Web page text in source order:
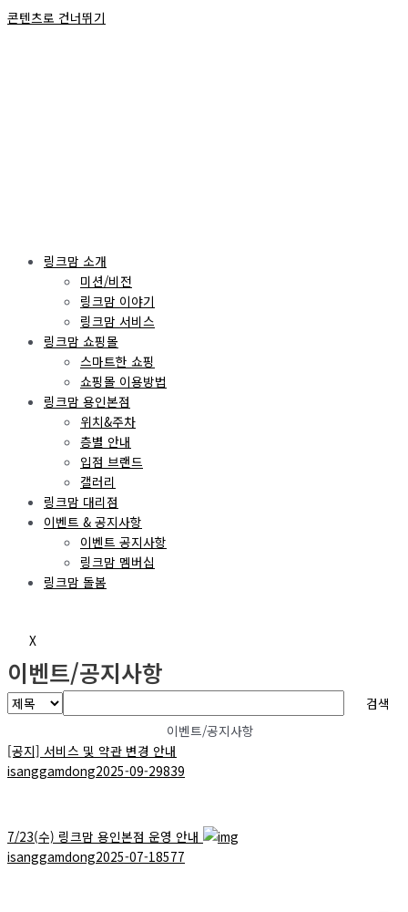
콘텐츠로 건너뛰기
링크맘 소개
미션/비전
링크맘 이야기
링크맘 서비스
링크맘 쇼핑몰
스마트한 쇼핑
쇼핑몰 이용방법
링크맘 용인본점
위치&주차
층별 안내
입점 브랜드
갤러리
링크맘 대리점
이벤트 & 공지사항
이벤트 공지사항
링크맘 멤버십
링크맘 돌봄
X
이벤트/공지사항
검색
이벤트/공지사항
[공지] 서비스 및 약관 변경 안내
isanggamdong2025-09-29839
7/23(수) 링크맘 용인본점 운영 안내
isanggamdong2025-07-18577